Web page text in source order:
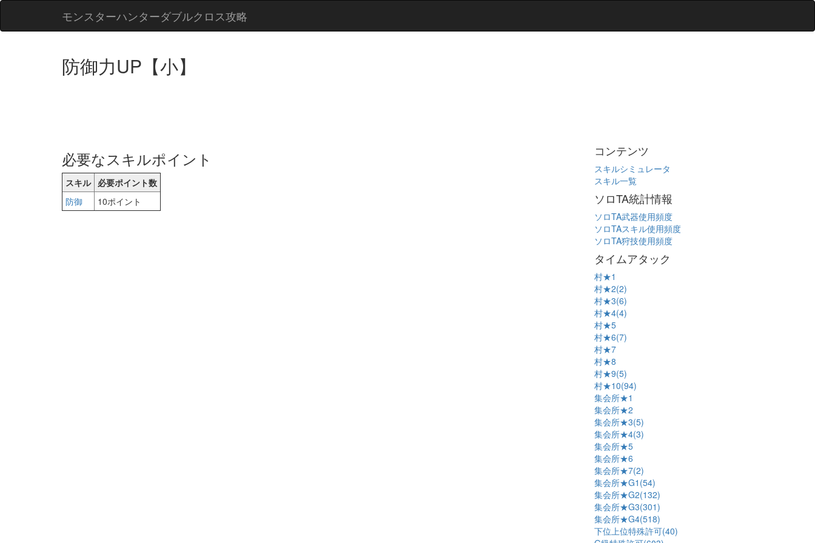
モンスターハンターダブルクロス攻略
防御力UP【小】
必要なスキルポイント
スキル 必要ポイント数
防御
10ポイント
コンテンツ
スキルシミュレータ
スキル一覧
ソロTA統計情報
ソロTA武器使用頻度
ソロTAスキル使用頻度
ソロTA狩技使用頻度
タイムアタック
村★1
村★2(2)
村★3(6)
村★4(4)
村★5
村★6(7)
村★7
村★8
村★9(5)
村★10(94)
集会所★1
集会所★2
集会所★3(5)
集会所★4(3)
集会所★5
集会所★6
集会所★7(2)
集会所★G1(54)
集会所★G2(132)
集会所★G3(301)
集会所★G4(518)
下位上位特殊許可(40)